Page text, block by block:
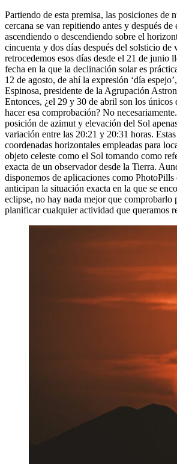
Partiendo de esta premisa, las posiciones de
cercana se van repitiendo antes y después de
ascendiendo o descendiendo sobre el
cincuenta y dos días después del solsticio de
retrocedemos esos días desde el 21 de junio
fecha en la que la declinación solar es
12 de agosto, de ahí la expresión ‘día
Espinosa, presidente de la Agrupación
Entonces, ¿el 29 y 30 de abril son los únicos
hacer esa comprobación? No
posición de azimut y elevación del Sol
variación entre las 20:21 y 20:31 horas.
coordenadas horizontales empleadas para
objeto celeste como el Sol tomando como
exacta de un observador desde la Tierra.
disponemos de aplicaciones como
anticipan la situación exacta en la que se
eclipse, no hay nada mejor que comprobarlo
planificar cualquier actividad que queramos